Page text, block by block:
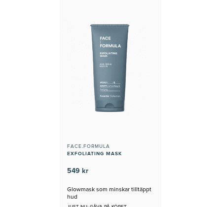
FACE.FORMULA
EXFOLIATING MASK
549 kr
Glowmask som minskar tilltäppt
hud